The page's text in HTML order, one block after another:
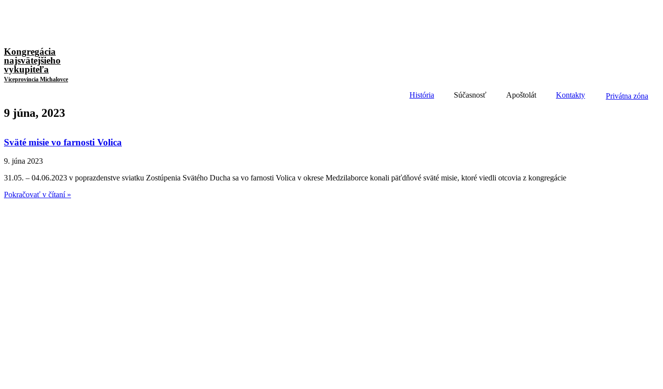
Kongregácia
najsvätejšieho
vykupiteľa
Viceprovincia Michalovce
História Súčasnosť Apoštolát Kontakty Privátna zóna
9 júna, 2023
Sväté misie vo farnosti Volica
9. júna 2023
31.05. – 04.06.2023 v poprazdenstve sviatku Zostúpenia Svätého Ducha sa vo farnosti Volica v okrese Medzilaborce konali päťdňové sväté misie, ktoré viedli otcovia z kongregácie
Pokračovať v čítaní »